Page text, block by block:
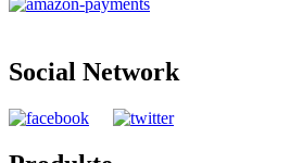
Social Network